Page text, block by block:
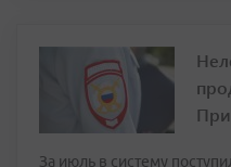
За июль в систему